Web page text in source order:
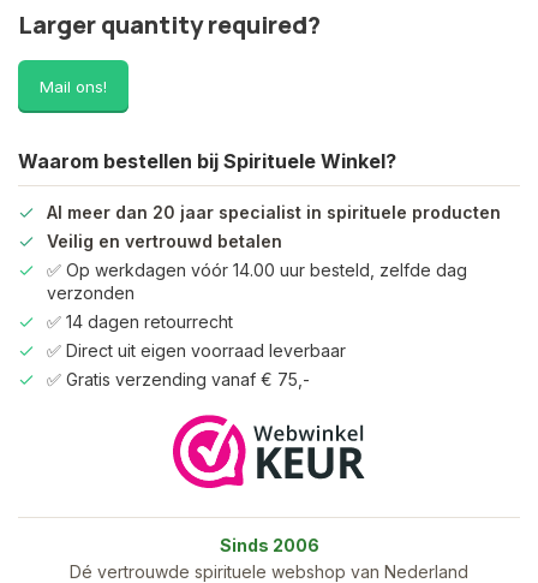
Larger quantity required?
Mail ons!
Waarom bestellen bij Spirituele Winkel?
Al meer dan 20 jaar specialist in spirituele producten
Veilig en vertrouwd betalen
✅ Op werkdagen vóór 14.00 uur besteld, zelfde dag
verzonden
✅ 14 dagen retourrecht
✅ Direct uit eigen voorraad leverbaar
✅ Gratis verzending vanaf € 75,-
Sinds 2006
Dé vertrouwde spirituele webshop van Nederland